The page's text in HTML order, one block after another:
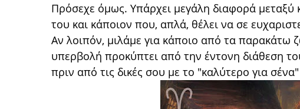
Πρόσεχε όμως. Υπάρχει μεγάλη διαφορά μεταξύ
του και κάποιον που, απλά, θέλει να σε
Αν λοιπόν, μιλάμε για κάποιο από τα παρακάτω
υπερβολή προκύπτει από την έντονη διάθεση
πριν από τις δικές σου με το "καλύτερο για